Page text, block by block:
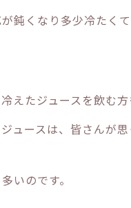
鈍くなり多少冷たく
えたジュースを飲む
ュースは、皆さんが
いのです。